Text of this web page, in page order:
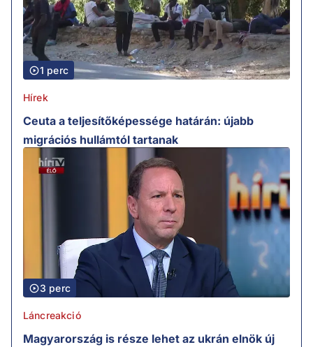
1 perc
Hírek
Ceuta a teljesítőképessége határán: újabb
migrációs hullámtól tartanak
3 perc
Láncreakció
Magyarország is része lehet az ukrán elnök új